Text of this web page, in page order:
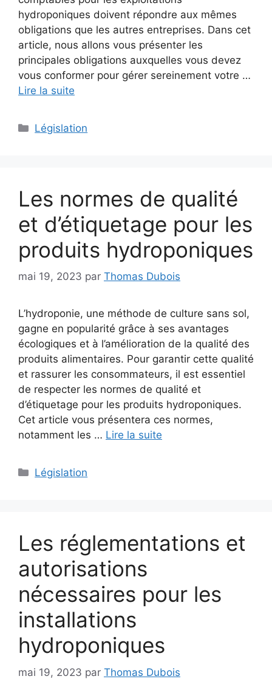
hydroponiques doivent répondre aux mêmes
obligations que les autres entreprises. Dans cet
article, nous allons vous présenter les
principales obligations auxquelles vous devez
vous conformer pour gérer sereinement votre …
Lire la suite
Catégories
Législation
Les normes de qualité
et d’étiquetage pour les
produits hydroponiques
mai 19, 2023 par Thomas Dubois
L’hydroponie, une méthode de culture sans sol,
gagne en popularité grâce à ses avantages
écologiques et à l’amélioration de la qualité des
produits alimentaires. Pour garantir cette qualité
et rassurer les consommateurs, il est essentiel
de respecter les normes de qualité et
d’étiquetage pour les produits hydroponiques.
Cet article vous présentera ces normes,
notamment les … Lire la suite
Catégories
Législation
Les réglementations et
autorisations
nécessaires pour les
installations
hydroponiques
mai 19, 2023 par Thomas Dubois